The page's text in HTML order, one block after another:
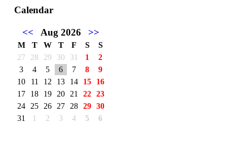
Calendar
<< Aug 2026 >>
M T W T F S
S
27
28 29 30 31 1
2
3
4 5 6 7 8
9
10
11 12 13 14 15
16
17
18 19 20 21 22 23
24
25 26 27 28 29 30
31
1 2 3 4 5 6